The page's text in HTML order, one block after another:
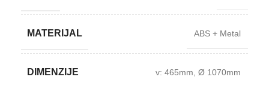
MATERIJAL ABS + Metal
DIMENZIJE v: 465mm Ø 1070mm